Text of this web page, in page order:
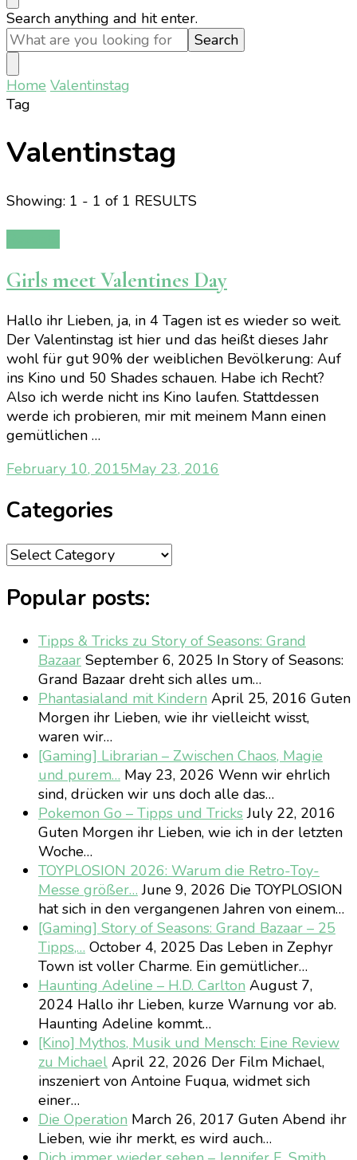
Looking
for
Something?
Search anything and hit enter.
Home Valentinstag
Tag
Valentinstag
Showing: 1 - 1 of 1 RESULTS
Girls meet Valentines Day
Hallo ihr Lieben, ja, in 4 Tagen ist es wieder so weit.
Der Valentinstag ist hier und das heißt dieses Jahr
wohl für gut 90% der weiblichen Bevölkerung: Auf
ins Kino und 50 Shades schauen. Habe ich Recht?
Also ich werde nicht ins Kino laufen. Stattdessen
werde ich probieren, mir mit meinem Mann einen
gemütlichen …
February 10, 2015May 23, 2016
Categories
Categories
Popular posts:
Tipps & Tricks zu Story of Seasons: Grand
Bazaar September 6, 2025 In Story of Seasons:
Grand Bazaar dreht sich alles um…
Phantasialand mit Kindern April 25, 2016 Guten
Morgen ihr Lieben, wie ihr vielleicht wisst,
waren wir…
[Gaming] Librarian – Zwischen Chaos, Magie
und purem… May 23, 2026 Wenn wir ehrlich
sind, drücken wir uns doch alle das…
Pokemon Go – Tipps und TricksJuly 22, 2016
Guten Morgen ihr Lieben, wie ich in der letzten
Woche…
TOYPLOSION 2026: Warum die Retro-Toy-
Messe größer… June 9, 2026 Die TOYPLOSION
hat sich in den vergangenen Jahren von einem…
[Gaming] Story of Seasons: Grand Bazaar – 25
Tipps,… October 4, 2025 Das Leben in Zephyr
Town ist voller Charme. Ein gemütlicher…
Haunting Adeline – H.D. Carlton August 7,
2024 Hallo ihr Lieben, kurze Warnung vor ab.
Haunting Adeline kommt…
[Kino] Mythos, Musik und Mensch: Eine Review
zu Michael April 22, 2026 Der Film Michael,
inszeniert von Antoine Fuqua, widmet sich
einer…
Die Operation March 26, 2017 Guten Abend ihr
Lieben, wie ihr merkt, es wird auch…